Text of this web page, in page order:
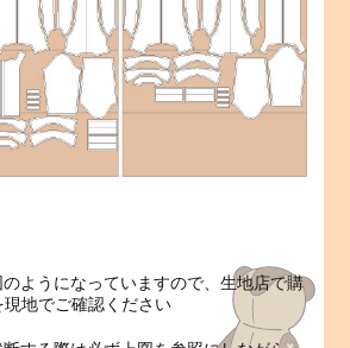
ようになっていますので、生地店で購
地でご確認ください